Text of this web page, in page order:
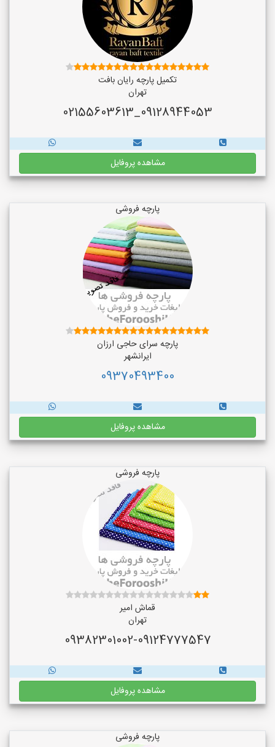
تکمیل پارچه رایان بافت
تهران
09128944053_02155603613
مشاهده پروفایل
پارچه فروشی
پارچه سرای حاجی ارزان
ایرانشهر
09370493400
مشاهده پروفایل
پارچه فروشی
قماش امیر
تهران
09382301002-09124777547
مشاهده پروفایل
پارچه فروشی